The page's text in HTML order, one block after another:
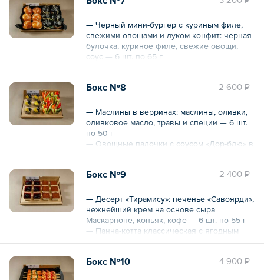
— Черный мини-бургер с куриным филе,
свежими овощами и луком-конфит: черная
булочка, куриное филе, свежие овощи,
соус — 6 шт. по 65 г
— Мини-бургер с ростбифом: булочка
свежие, листья салата, соус грибной — 6
Общий вес – 780 г
2 600 ₽
Бокс №8
— Маслины в верринах: маслины, оливки,
оливковое масло, травы и специи — 6 шт.
по 50 г
— Овощные палочки с соусом «Дор-блю» в
верринах: ломтики овощей (перец
соус «Дор-блю» — 6 шт. по 70 г
Общий вес – 720 г
2 400 ₽
Бокс №9
— Десерт «Тирамису»: печенье «Савоярди»,
нежнейший крем на основе сыра
Маскарпоне, коньяк, кофе — 6 шт. по 55 г
— Панна-котта классическая с ягодным
соусом: сливки, ванильная палочка, соус
4 900 ₽
Бокс №10